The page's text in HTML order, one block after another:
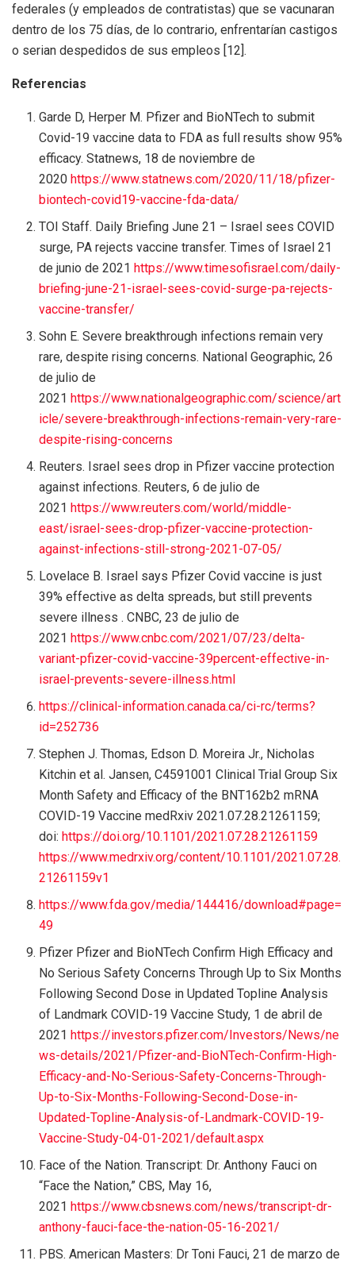
federales (y empleados de contratistas) que se vacunaran
dentro de los 75 días, de lo contrario, enfrentarían castigos
o serian despedidos de sus empleos [12].
Referencias
Garde D, Herper M. Pfizer and BioNTech to submit
Covid-19 vaccine data to FDA as full results show 95%
efficacy. Statnews, 18 de noviembre de
2020https://www.statnews.com/2020/11/18/pfizer-
biontech-covid19-vaccine-fda-data/
TOI Staff. Daily Briefing June 21 – Israel sees COVID
surge, PA rejects vaccine transfer. Times of Israel 21
de junio de 2021https://www.timesofisrael.com/daily-
briefing-june-21-israel-sees-covid-surge-pa-rejects-
vaccine-transfer/
Sohn E. Severe breakthrough infections remain very
rare, despite rising concerns. National Geographic, 26
de julio de
2021https://www.nationalgeographic.com/science/art
icle/severe-breakthrough-infections-remain-very-rare-
despite-rising-concerns
Reuters. Israel sees drop in Pfizer vaccine protection
against infections. Reuters, 6 de julio de
2021https://www.reuters.com/world/middle-
east/israel-sees-drop-pfizer-vaccine-protection-
against-infections-still-strong-2021-07-05/
Lovelace B. Israel says Pfizer Covid vaccine is just
39% effective as delta spreads, but still prevents
severe illness . CNBC, 23 de julio de
2021https://www.cnbc.com/2021/07/23/delta-
variant-pfizer-covid-vaccine-39percent-effective-in-
israel-prevents-severe-illness.html
https://clinical-information.canada.ca/ci-rc/terms?
id=252736
Stephen J. Thomas, Edson D. Moreira Jr., Nicholas
Kitchin et al. Jansen, C4591001 Clinical Trial Group Six
Month Safety and Efficacy of the BNT162b2 mRNA
COVID-19 Vaccine medRxiv 2021.07.28.21261159;
doi:https://doi.org/10.1101/2021.07.28.21261159
https://www.medrxiv.org/content/10.1101/2021.07.28.
21261159v1
https://www.fda.gov/media/144416/download#page=
49
Pfizer Pfizer and BioNTech Confirm High Efficacy and
No Serious Safety Concerns Through Up to Six Months
Following Second Dose in Updated Topline Analysis
of Landmark COVID-19 Vaccine Study, 1 de abril de
2021https://investors.pfizer.com/Investors/News/ne
ws-details/2021/Pfizer-and-BioNTech-Confirm-High-
Efficacy-and-No-Serious-Safety-Concerns-Through-
Up-to-Six-Months-Following-Second-Dose-in-
Updated-Topline-Analysis-of-Landmark-COVID-19-
Vaccine-Study-04-01-2021/default.aspx
Face of the Nation. Transcript: Dr. Anthony Fauci on
“Face the Nation,” CBS, May 16,
2021https://www.cbsnews.com/news/transcript-dr-
anthony-fauci-face-the-nation-05-16-2021/
PBS. American Masters: Dr Toni Fauci, 21 de marzo de